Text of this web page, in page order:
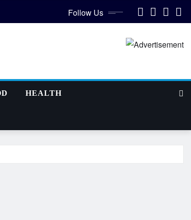
Follow Us
HEALTH